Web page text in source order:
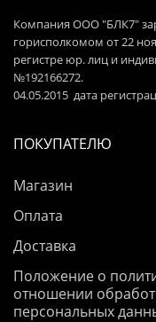
Компания ООО "БЛК7"
горисполкомом от 22
регистре юр. лиц и
№192166272.
04.05.2015 дата
ПОКУПАТЕЛЮ
Магазин
Оплата
Доставка
Положение о
отношении
персональных